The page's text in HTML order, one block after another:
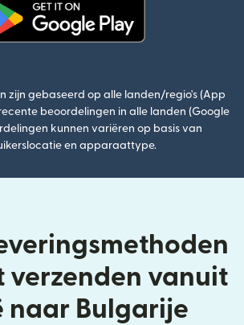
zijn gebaseerd op alle landen/regio's (App
beoordelingen in alle landen (Google
kunnen variëren op basis van
en apparaattype.
verzenden vanuit
naar Bulgarije